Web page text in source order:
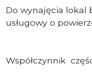
Do wynajęcia lokal
usługowy o
Współczynnik